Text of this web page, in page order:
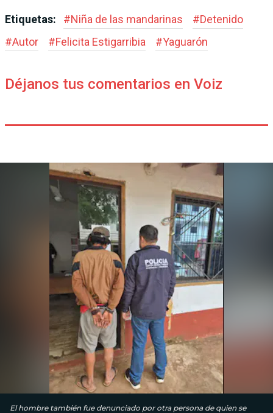
Etiquetas: #Niña de las mandarinas #Detenido
#Autor #Felicita Estigarribia #Yaguarón
Déjanos tus comentarios en Voiz
El hombre también fue denunciado por otra persona de quien se